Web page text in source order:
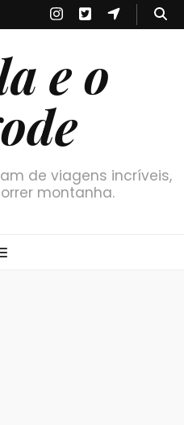
e o
de viagens incríveis,
montanha.